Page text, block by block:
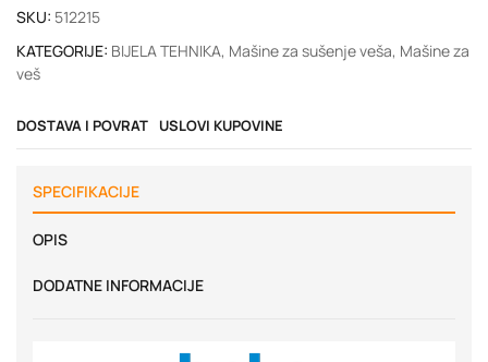
SKU: 512215
KATEGORIJE: BIJELA TEHNIKA, Mašine za sušenje veša, Mašine za
veš
DOSTAVA I POVRAT USLOVI KUPOVINE
SPECIFIKACIJE
OPIS
DODATNE INFORMACIJE